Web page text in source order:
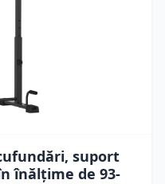
suport
înălțime de 93-